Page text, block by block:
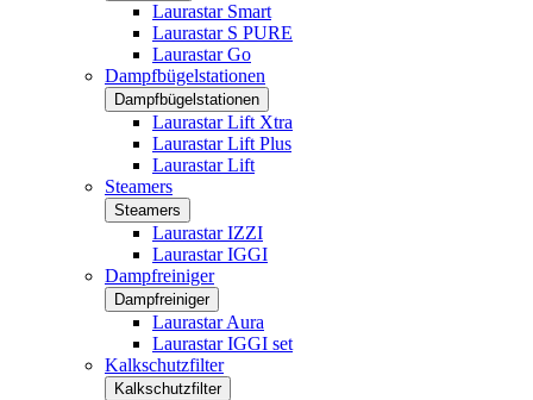
Laurastar Smart
Laurastar S PURE
Laurastar Go
Dampfbügelstationen
Dampfbügelstationen
Laurastar Lift Xtra
Laurastar Lift Plus
Laurastar Lift
Steamers
Steamers
Laurastar IZZI
Laurastar IGGI
Dampfreiniger
Dampfreiniger
Laurastar Aura
Laurastar IGGI set
Kalkschutzfilter
Kalkschutzfilter